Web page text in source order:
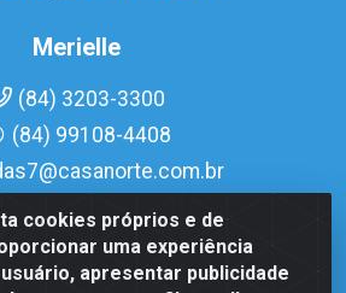
cookies próprios e de
uma experiência
apresentar publicidade
Merielle
(84) 3203-3300
(84) 99108-4408
Av. Interventor Mário Câmara, 1815 -
Natal/RN - CEP 59054-600 - CNPJ
08.713.513/0001-51